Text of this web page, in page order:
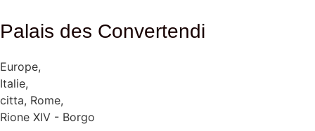
Palais des Convertendi
Europe,
Italie,
citta, Rome,
Rione XIV - Borgo